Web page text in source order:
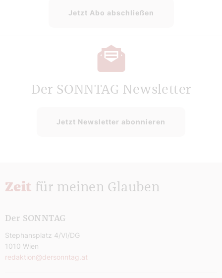
Jetzt Abo abschließen
Der SONNTAG Newsletter
Jetzt Newsletter abonnieren
Zeit für meinen Glauben
Der SONNTAG
Stephansplatz 4/VI/DG
1010 Wien
redaktion@dersonntag.at